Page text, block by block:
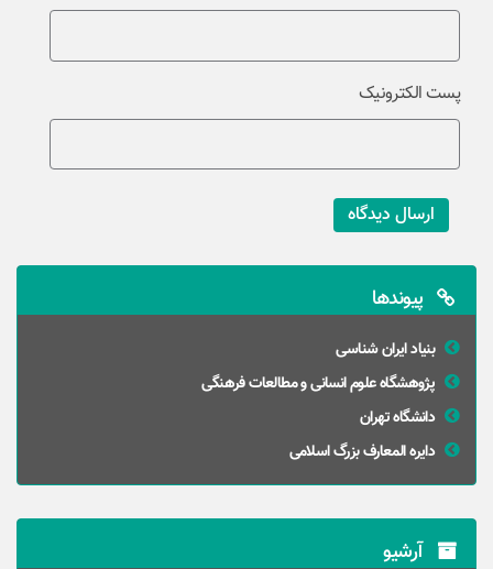
پیوندها
بنیاد ایران شناسی
پژوهشگاه علوم انسانی و مطالعات فرهنگی
دانشگاه تهران
دایره المعارف بزرگ اسلامی
آرشیو
پست الکترونیک
ارسال دیدگاه